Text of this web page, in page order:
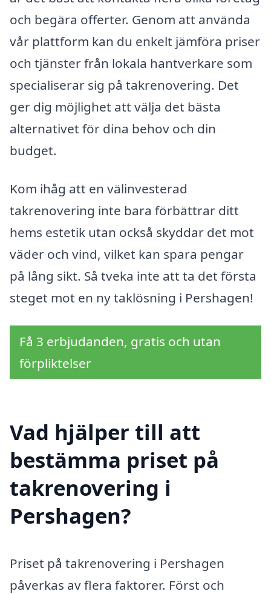
och begära offerter. Genom att använda
vår plattform kan du enkelt jämföra priser
och tjänster från lokala hantverkare som
specialiserar sig på takrenovering. Det
ger dig möjlighet att välja det bästa
alternativet för dina behov och din
budget.
Kom ihåg att en välinvesterad
takrenovering inte bara förbättrar ditt
hems estetik utan också skyddar det mot
väder och vind, vilket kan spara pengar
på lång sikt. Så tveka inte att ta det första
steget mot en ny taklösning i Pershagen!
Få 3 erbjudanden, gratis och utan
förpliktelser
Vad hjälper till att
bestämma priset på
takrenovering i
Pershagen?
Priset på takrenovering i Pershagen
påverkas av flera faktorer. Först och